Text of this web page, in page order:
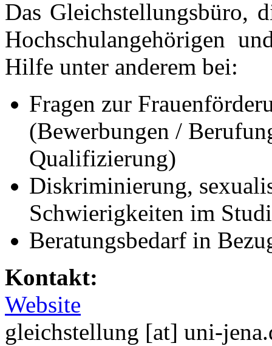
Das Gleichstellungsbüro,
Hochschulangehörigen
Hilfe unter anderem bei:
Fragen zur
(Bewerbungen /
Qualifizierung)
Diskriminierung,
Schwierigkeiten im
Beratungsbedarf in
Kontakt:
Website
gleichstellung [at] uni-